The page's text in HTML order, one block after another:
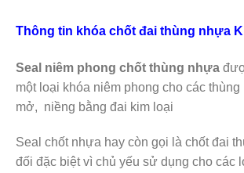
Thông tin khóa chốt đai thùng nhựa
Seal niêm phong chốt thùng nhựa
một loại khóa niêm phong cho các
mở, niềng bằng đai kim loại
Seal chốt nhựa hay còn gọi là chốt đai
đối đặc biệt vì chủ yếu sử dụng cho các